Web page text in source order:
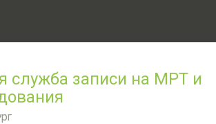
служба записи на МРТ и